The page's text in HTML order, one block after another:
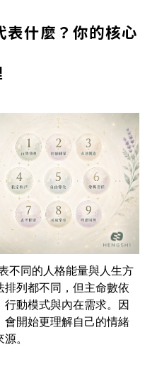
什麼？你的核心
不同的人格能量與人生方
排列都不同，但主命數依
動模式與內在需求。因
會開始更理解自己的情緒
。